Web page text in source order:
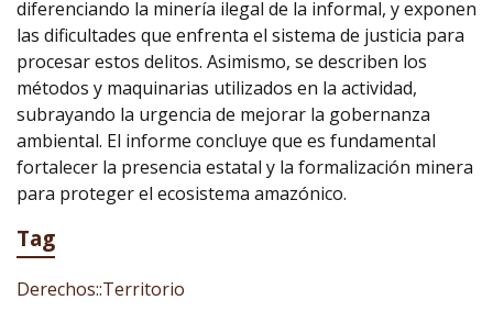
diferenciando la minería ilegal de la informal, y exponen
las dificultades que enfrenta el sistema de justicia para
procesar estos delitos. Asimismo, se describen los
métodos y maquinarias utilizados en la actividad,
subrayando la urgencia de mejorar la gobernanza
ambiental. El informe concluye que es fundamental
fortalecer la presencia estatal y la formalización minera
para proteger el ecosistema amazónico.
Tag
Derechos::Territorio